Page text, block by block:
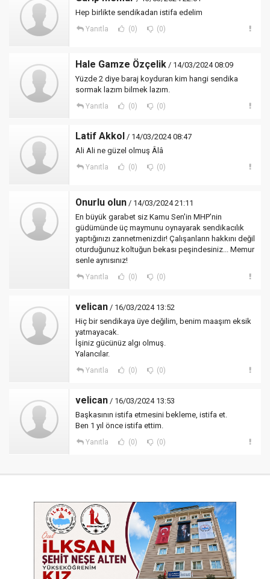
Hep birlikte sendikadan istifa edelim
Yanıtla (0) (0)
Hale Gamze Özçelik / 14/03/2024 08:09
Yüzde 2 diye baraj koyduran kim hangi sendika
sormak lazım bilmek lazım.
Yanıtla (0) (0)
Latif Akkol / 14/03/2024 08:47
Ali Ali ne güzel olmuş Âlâ
Yanıtla (0) (0)
Onurlu olun / 14/03/2024 21:11
En büyük garabet siz Kamu Sen'in MHP'nin
güdümünde üç maymunu oynayarak sendikacılık
yaptığınızı zannetmenizdir! Çalışanların hakkını değil
oturduğunuz koltuğun bekası peşindesiniz... Memur
senle aynısınız!
Yanıtla (0) (0)
velican / 16/03/2024 13:52
Hiç bir sendikaya üye değilim, benim maaşım eksik
yatmayacak.
İşiniz gücünüz algı olmuş.
Yalancılar.
Yanıtla (0) (0)
velican / 16/03/2024 13:53
Başkasının istifa etmesini bekleme, istifa et.
Ben 1 yıl önce istifa ettim.
Yanıtla (0) (0)